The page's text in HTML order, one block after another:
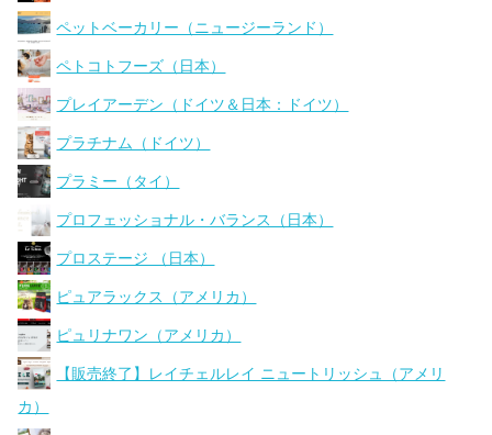
ペットベーカリー（ニュージーランド）
ペトコトフーズ（日本）
プレイアーデン（ドイツ＆日本：ドイツ）
プラチナム（ドイツ）
プラミー（タイ）
プロフェッショナル・バランス（日本）
プロステージ （日本）
ピュアラックス（アメリカ）
ピュリナワン（アメリカ）
【販売終了】レイチェルレイ ニュートリッシュ（アメリ
カ）